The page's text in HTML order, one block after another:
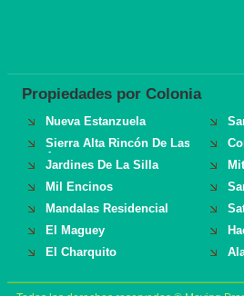
Propiedades por Colonia
Nueva Estanzuela
Sierra Alta Rincón De Las
Aves
Jardines De La Silla
Mil Encinos
Mandalas Residencial
El Maguey
El Charquito